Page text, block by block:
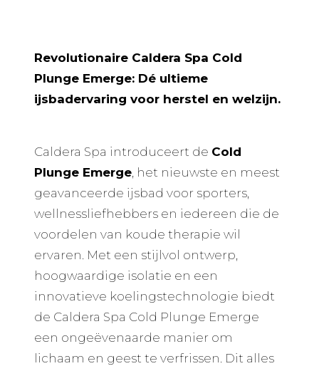
Revolutionaire Caldera Spa Cold
Plunge Emerge: Dé ultieme
ijsbadervaring voor herstel en welzijn.
Caldera Spa introduceert de Cold
Plunge Emerge, het nieuwste en meest
geavanceerde ijsbad voor sporters,
wellnessliefhebbers en iedereen die de
voordelen van koude therapie wil
ervaren. Met een stijlvol ontwerp,
hoogwaardige isolatie en een
innovatieve koelingstechnologie biedt
de Caldera Spa Cold Plunge Emerge
een ongeëvenaarde manier om
lichaam en geest te verfrissen. Dit alles